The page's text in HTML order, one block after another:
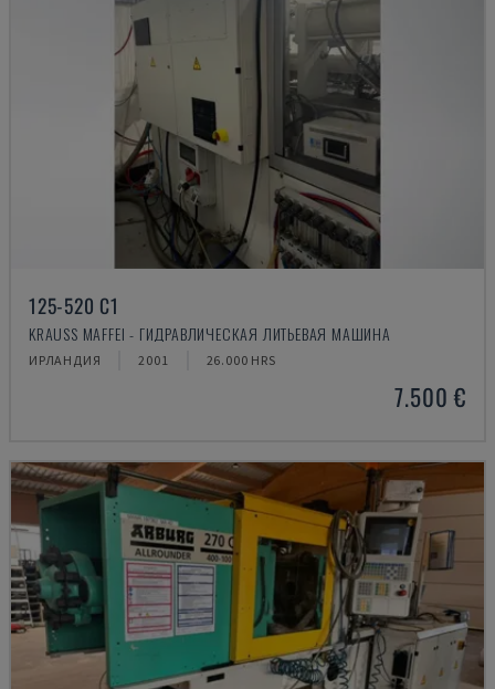
125-520 C1
KRAUSS MAFFEI - ГИДРАВЛИЧЕСКАЯ ЛИТЬЕВАЯ МАШИНА
ИРЛАНДИЯ 2001 26.000 HRS
7.500 €